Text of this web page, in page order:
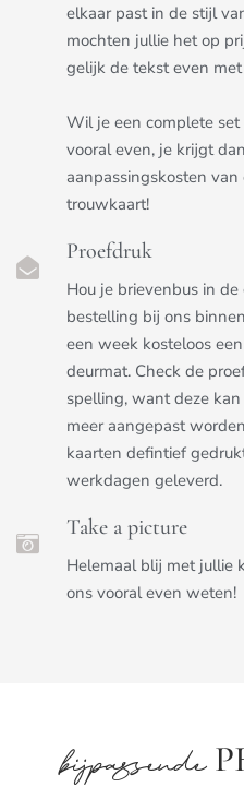
elkaar past in de stijl
mochten jullie het op
gelijk de tekst even
Wil je een complete
vooral even, je krijgt
aanpassingskosten
trouwkaart!
Proefdruk
Hou je brievenbus in
bestelling bij ons
een week kosteloos
deurmat. Check de
spelling, want deze
meer aangepast
kaarten defintief
werkdagen geleverd.
Take a picture
Helemaal blij met jullie
ons vooral even weten!
bijpassende